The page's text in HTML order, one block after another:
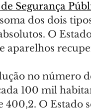
Segurança
soma dos dois
O
aparelhos
no número
100 mil
400,2. O Estado